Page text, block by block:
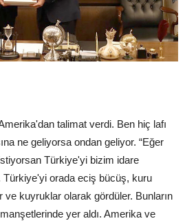
talimat verdi. Ben hiç lafı
ne geliyorsa ondan geliyor. “Eğer
Türkiye'yi bizim idare
Türkiye'yi orada eciş bücüş, kuru
ve kuyruklar olarak gördüler. Bunların
yer aldı. Amerika ve